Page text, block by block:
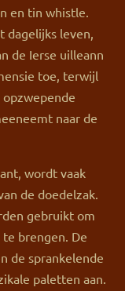
en tin whistle.
dagelijks leven,
de Ierse uilleann
toe, terwijl
naar de
wordt vaak
de doedelzak.
gebruikt om
brengen. De
de sprankelende
paletten aan.